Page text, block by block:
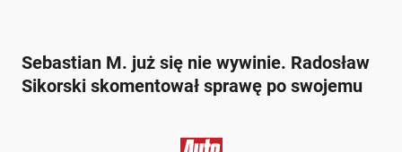
Sebastian M. już się nie wywinie. Radosław
Sikorski skomentował sprawę po swojemu